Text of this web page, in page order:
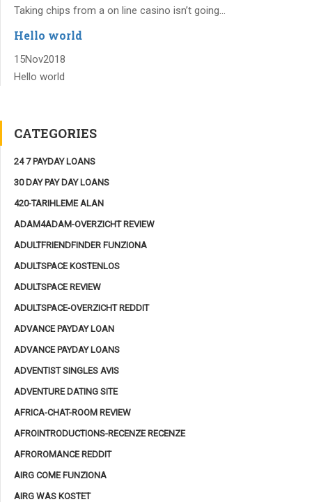
Taking chips from a on line casino isn’t going...
Hello world
15Nov2018
Hello world
CATEGORIES
24 7 PAYDAY LOANS
30 DAY PAY DAY LOANS
420-TARIHLEME ALAN
ADAM4ADAM-OVERZICHT REVIEW
ADULTFRIENDFINDER FUNZIONA
ADULTSPACE KOSTENLOS
ADULTSPACE REVIEW
ADULTSPACE-OVERZICHT REDDIT
ADVANCE PAYDAY LOAN
ADVANCE PAYDAY LOANS
ADVENTIST SINGLES AVIS
ADVENTURE DATING SITE
AFRICA-CHAT-ROOM REVIEW
AFROINTRODUCTIONS-RECENZE RECENZE
AFROROMANCE REDDIT
AIRG COME FUNZIONA
AIRG WAS KOSTET